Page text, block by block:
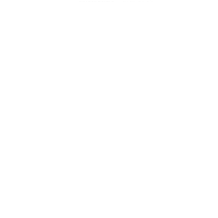
들어왔다. 그치만 이번 글은 그 시작점으로 근래 메인
컴퓨팅 품질 성능 인증에 대하여 아카이빙해보려고